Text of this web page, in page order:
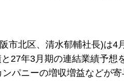
市北区、清水郁輔社長)は4
27年3月期の連結業績予想
パニーの増収増益などが